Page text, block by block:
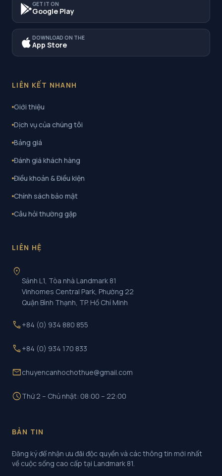
GET IT ON
Google Play
DOWNLOAD ON THE
App Store
LIÊN KẾT NHANH
Giới thiệu
Dịch vụ của chúng tôi
Bảng giá
Đánh giá khách hàng
Điều khoản & Điều kiện
Chính sách bảo mật
Câu hỏi thường gặp
LIÊN HỆ
location_on
Sảnh L1, Tòa nhà Landmark 81
Vinhomes Central Park, Phường 22
Quận Bình Thạnh, TP. Hồ Chí Minh
call +84 (0) 934 880 855
call +84 (0) 934 170 833
mailchuyencanhochothue@gmail.com
scheduleThứ 2 – Chủ nhật: 08:00 – 22:00
BẢN TIN
Đăng ký để nhận ưu đãi độc quyền và các thông tin mới nhất
về cuộc sống cao cấp tại Landmark 81.